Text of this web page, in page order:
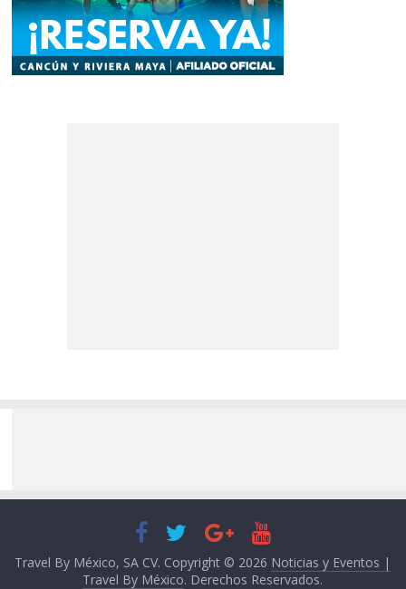
Travel By México, SA CV. Copyright © 2026 Noticias y Eventos |
Travel By México. Derechos Reservados.